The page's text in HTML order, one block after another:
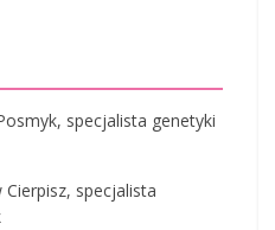
specjalista genetyki
specjalista